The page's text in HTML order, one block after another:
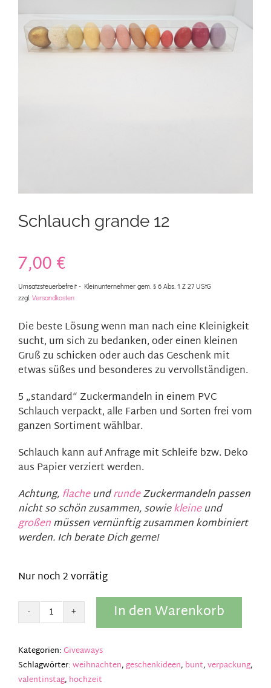
Kontakt
Mein Konto
Schlauch grande 12
7,00€
Umsatzsteuerbefreit - Kleinunternehmer gem. § 6 Abs. 1 Z 27 UStG
zzgl. Versandkosten
Die beste Lösung wenn man nach eine Kleinigkeit
sucht, um sich zu bedanken, oder einen kleinen
Gruß zu schicken oder auch das Geschenk mit
etwas süßes und besonderes zu vervollständigen.
5 „standard“ Zuckermandeln in einem PVC
Schlauch verpackt, alle Farben und Sorten frei vom
ganzen Sortiment wählbar.
Schlauch kann auf Anfrage mit Schleife bzw. Deko
aus Papier verziert werden.
Achtung, flacheundrundeZuckermandeln passen
nicht so schön zusammen, sowiekleineund
großenmüssen vernünftig zusammen kombiniert
werden. Ich berate Dich gerne!
Nur noch 2 vorrätig
Schlauch
12
Menge
In den Warenkorb
Kategorien:Giveaways
Schlagwörter:weihnachten,geschenkideen, bunt,verpackung,
valentinstag, hochzeit